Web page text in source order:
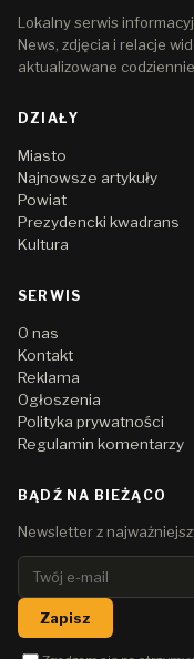
Lokalny serwis
News, zdjęcia i relacje
aktualizowane codziennie.
DZIAŁY
Miasto
Najnowsze artykuły
Powiat
Prezydencki kwadrans
Kultura
SERWIS
O nas
Kontakt
Reklama
Ogłoszenia
Polityka prywatności
Regulamin komentarzy
BĄDŹ NA BIEŻĄCO
Newsletter z
Zapisz